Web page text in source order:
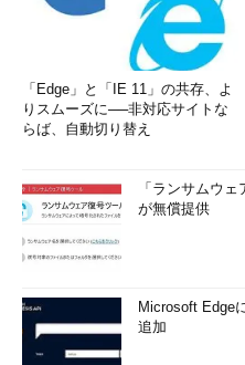
「Edge」と「IE 11」の共存、よ
りスムーズに──非対応サイトな
らば、自動切り替え
「ランサムウ
が無償提供
Microsoft Edge
追加